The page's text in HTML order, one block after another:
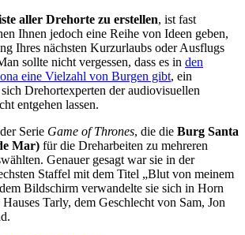
aller Drehorte zu erstellen, ist fast
Ihnen jedoch eine Reihe von Ideen geben,
Ihres nächsten Kurzurlaubs oder Ausflugs
sollte nicht vergessen, dass es in den
eine Vielzahl von Burgen gibt, ein
Drehortexperten der audiovisuellen
entgehen lassen.
Serie Game of Thrones, die die Burg Santa
Mar) für die Dreharbeiten zu mehreren
Genauer gesagt war sie in der
Staffel mit dem Titel „Blut von meinem
Bildschirm verwandelte sie sich in Horn
Tarly, dem Geschlecht von Sam, Jon